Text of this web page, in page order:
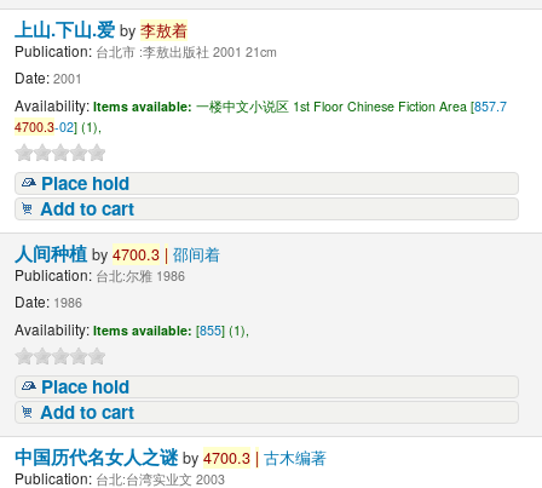
上山.下山.爱by李敖着
Publication: 台北市 :李敖出版社 2001 21cm
Date: 2001
Availability: Items available: 一楼中文小说区 1st Floor Chinese Fiction Area [857.7
4700.3-02] (1),
Place hold
Add to cart
人间种植by4700.3 | 邵间着
Publication: 台北:尔雅 1986
Date: 1986
Availability: Items available: [855] (1),
Place hold
Add to cart
中国历代名女人之谜by4700.3 | 古木编著
Publication: 台北:台湾实业文 2003